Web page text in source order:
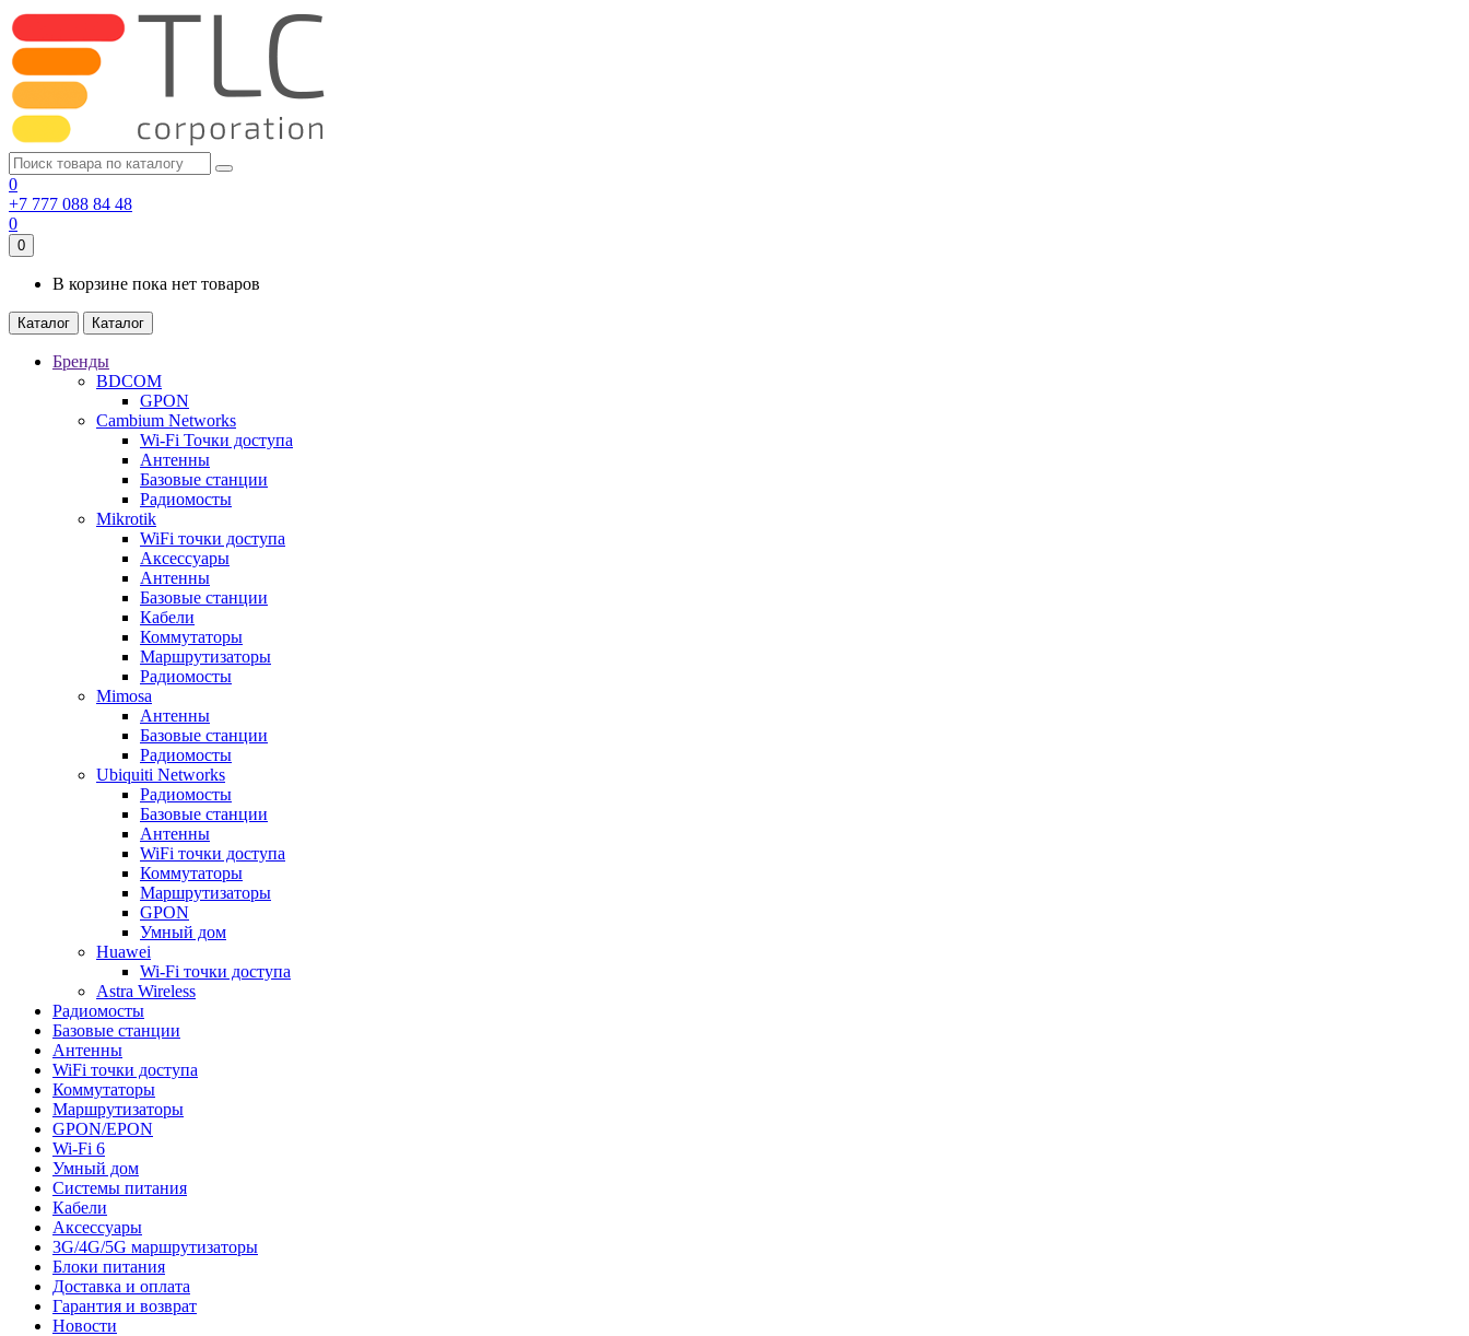
0
+7 777 088 84 48
0
0
В корзине пока нет товаров
Каталог Каталог
Бренды
BDCOM
GPON
Cambium Networks
Wi-Fi Точки доступа
Антенны
Базовые станции
Радиомосты
Mikrotik
WiFi точки доступа
Аксессуары
Антенны
Базовые станции
Кабели
Коммутаторы
Маршрутизаторы
Радиомосты
Mimosa
Антенны
Базовые станции
Радиомосты
Ubiquiti Networks
Радиомосты
Базовые станции
Антенны
WiFi точки доступа
Коммутаторы
Маршрутизаторы
GPON
Умный дом
Huawei
Wi-Fi точки доступа
Astra Wireless
Радиомосты
Базовые станции
Антенны
WiFi точки доступа
Коммутаторы
Маршрутизаторы
GPON/EPON
Wi-Fi 6
Умный дом
Системы питания
Кабели
Аксессуары
3G/4G/5G маршрутизаторы
Блоки питания
Доставка и оплата
Гарантия и возврат
Новости